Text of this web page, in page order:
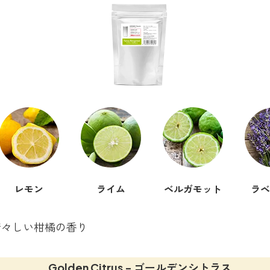
レモン ライム ベルガモット ラ
しい柑橘の香り